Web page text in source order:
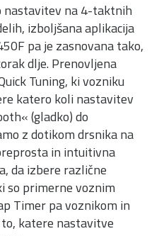
nastavitev na 4-taktnih
izboljšana aplikacija
pa je zasnovana tako,
dlje. Prenovljena
Tuning, ki vozniku
katero koli nastavitev
(gladko) do
z dotikom drsnika na
in intuitivna
da izbere različne
so primerne voznim
Timer pa voznikom in
katere nastavitve